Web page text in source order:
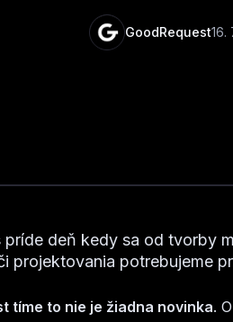
GoodRequest16.
príde deň kedy sa od tvorby
projektovania potrebujeme
tíme to nie je žiadna novinka.